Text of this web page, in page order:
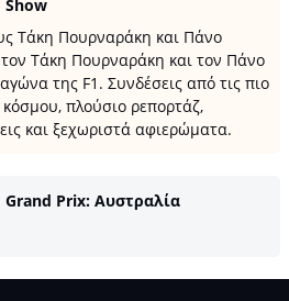
Show
Τάκη Πουρναράκη και Πάνο
Τάκη Πουρναράκη και τον Πάνο
της F1. Συνδέσεις από τις πιο
πλούσιο ρεπορτάζ,
και ξεχωριστά αφιερώματα.
Grand Prix: Αυστραλία